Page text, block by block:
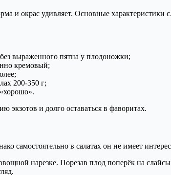
и окрас удивляет. Основные характеристики
выраженного пятна у плодоножки;
кремовый;
200-350 г;
экзотов и долго оставаться в фаворитах.
самостоятельно в салатах он не имеет
нарезке. Порезав плод поперёк на